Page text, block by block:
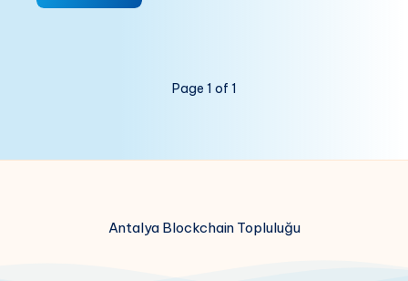
Dünyasının
ve
Page 1 of 1
Antalya Blockchain Topluluğu